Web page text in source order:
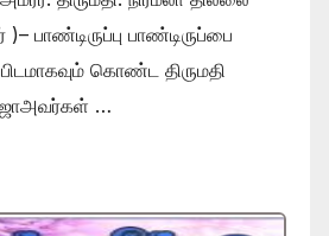
பாண்டிருப்பு பாண்டிருப்பை
கொண்ட திருமதி
…